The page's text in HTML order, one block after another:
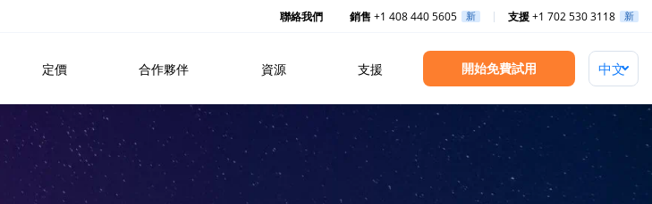
聯絡我們 銷售 +1 408 440 5605 新 支援+1 702 530 3118 新
定價 合作夥伴 資源 支援 開始免費試用